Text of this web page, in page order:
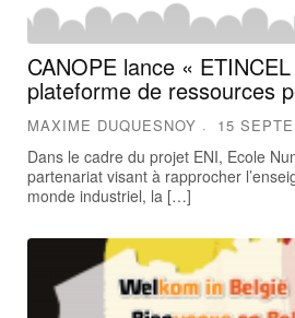
CANOPE lance «
plateforme de ressources
MAXIME DUQUESNOY 15
Dans le cadre du projet ENI, Ecole
partenariat visant à rapprocher
monde industriel, la […]